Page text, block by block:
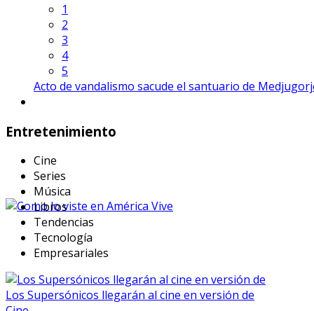
1
2
3
4
5
Acto de vandalismo sacude el santuario de
Entretenimiento
Cine
Series
Música
Libros
Tendencias
Tecnología
Empresariales
Los Supersónicos llegarán al cine en versión de